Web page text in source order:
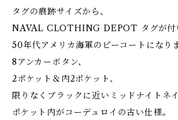
タグの痕跡サイズから、
NAVAL CLOTHING DEPOT タグが付
50年代アメリカ海軍のピーコートになり
8アンカーボタン、
2ポケット＆内2ポケット、
限りなくブラックに近いミッドナイトネイ
ポケット内がコーデュロイの古い仕様。